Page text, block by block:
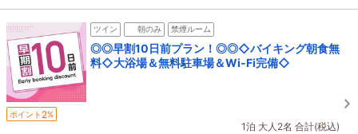
ツイン 朝のみ 禁煙ルーム
◎◎早割10日前プラン！◎◎◇バイキング朝食無
料◇大浴場＆無料駐車場＆Wi-Fi完備◇
ポイント 2%
1泊 大人2名 合計(税込)